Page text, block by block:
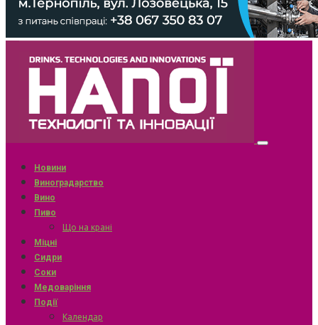
Новини
Виноградарство
Вино
Пиво
Що на крані
Міцні
Сидри
Соки
Медоваріння
Події
Календар